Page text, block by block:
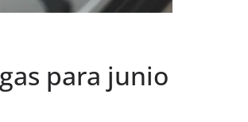
para junio